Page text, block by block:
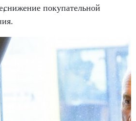
,снижение покупательной